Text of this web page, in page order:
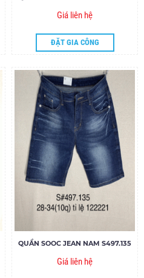
Giá liên hệ
ĐẶT GIA CÔNG
QUẦN SOOC JEAN NAM S497.135
Giá liên hệ